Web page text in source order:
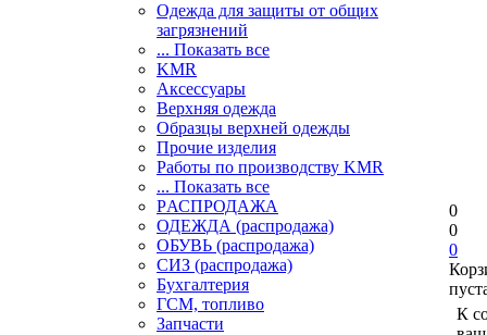
Одежда для защиты от общих
загрязнений
... Показать все
KMR
Аксессуары
Верхняя одежда
Образцы верхней одежды
Прочие изделия
Работы по производству KMR
... Показать все
PАСПРОДАЖА
ОДЕЖДА (распродажа)
ОБУВЬ (распродажа)
СИЗ (распродажа)
Бухгалтерия
ГСМ, топливо
Запчасти
0
0
0
К